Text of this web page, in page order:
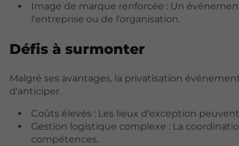
Image de marque renforcée : Un
l'entreprise ou de l'organisation.
Défis à surmonter
Malgré ses avantages, la privatisation
d'anticiper.
Coûts élevés : Les lieux d'exception
Gestion logistique complexe : La
compétences.